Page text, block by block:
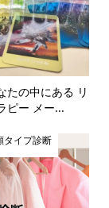
たの中にある リ
ピー メー...
タイプ診断